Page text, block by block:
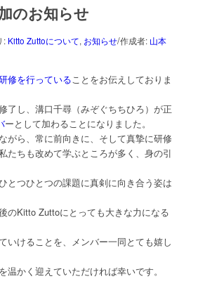
のお知らせ
: Kitto Zuttoについて, お知らせ/作成者: 山本
修を行っていることをお伝えしておりま
了し、溝口千尋（みぞぐちちひろ）が正
ーとして加わることになりました。
がら、常に前向きに、そして真摯に研修
たちも改めて学ぶところが多く、身の引
とつひとつの課題に真剣に向き合う姿は
のKitto Zuttoにとっても大きな力になる
いけることを、メンバー一同とても嬉し
温かく迎えていただければ幸いです。